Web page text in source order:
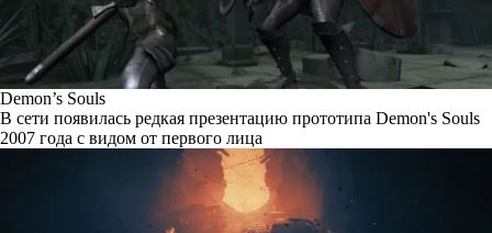
Demon’s Souls
В сети появилась редкая презентацию прототипа Demon's Souls
2007 года с видом от первого лица